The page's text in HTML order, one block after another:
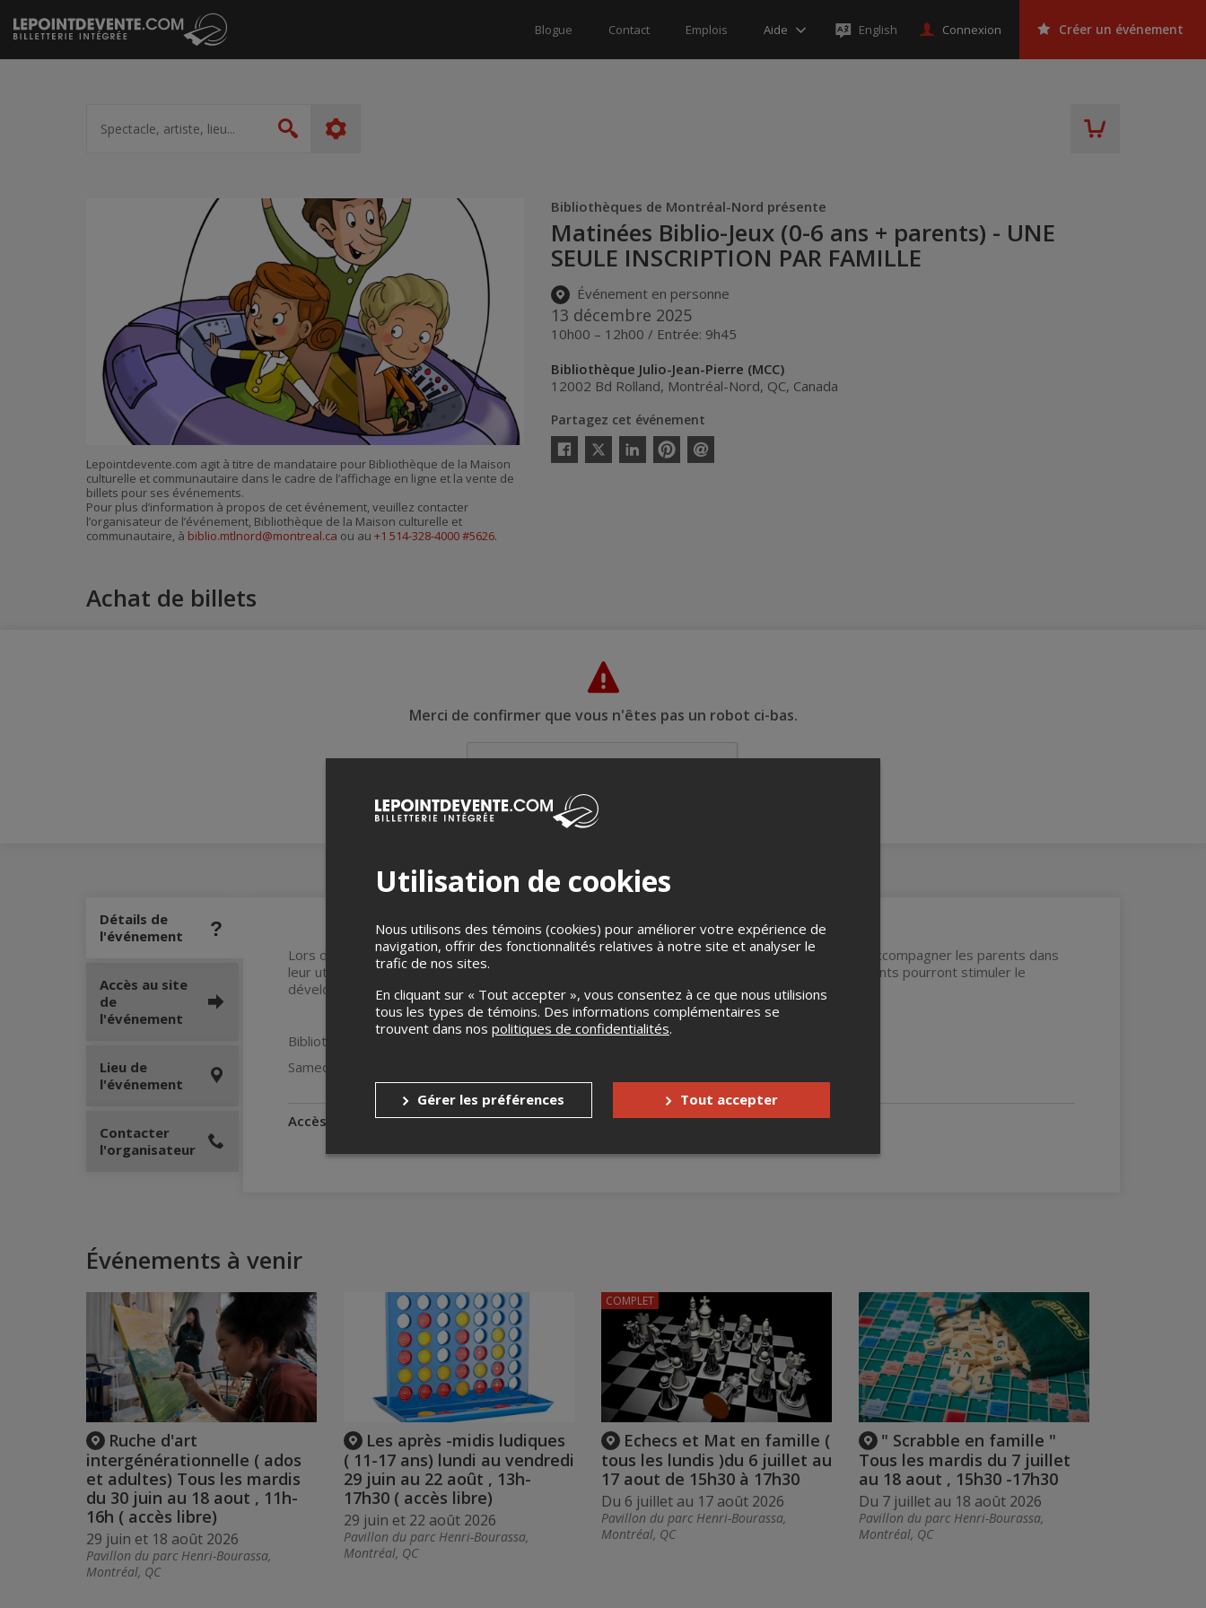
Passer
au
contenu
Blogue Contact Emplois Aide English Connexion Créer un événement
artiste,
lieu...
Rechercher
Bibliothèques de Montréal-Nord présente
Matinées Biblio-Jeux (0-6 ans + parents) - UNE
SEULE INSCRIPTION PAR FAMILLE
Événement en personne
13 décembre 2025
10h00 – 12h00 / Entrée: 9h45
Bibliothèque Julio-Jean-Pierre (MCC)
12002 Bd Rolland, Montréal-Nord, QC, Canada
Partagez cet événement
Facebook
Twitter
LinkedinPinterestEnvoyer
Lepointdevente.com agit à titre de mandataire pour Bibliothèque de la Maison
culturelle et communautaire dans le cadre de l’affichage en ligne et la vente de
billets pour ses événements.
Pour plus d’information à propos de cet événement, veuillez contacter
l’organisateur de l’événement, Bibliothèque de la Maison culturelle et
communautaire, à biblio.mtlnord@montreal.ca ou au +1 514-328-4000 #5626.
Achat de billets
Merci de confirmer que vous n'êtes pas un robot ci-bas.
Détails de
l'événement
Lors des séances Biblio-jeux, Caroline Angers, orthophoniste, sera présente pour soutenir et accompagner les parents dans
leur utilisation des jeux (grande collection de jeux sur place). En jouant avec leur enfant, les parents pourront stimuler le
développement du langage et de la communication de leur enfant.
Bibliothèque Julio-Jean-Piere
Samedi 20 septembre, 18 octobre, 15 novembre, 13 décembre, 10h à 12h.
Accès pour personnes à mobilité réduite Oui
Accès au site
de
l'événement
Lieu de
l'événement
Contacter
l'organisateur
Événements à venir
Ruche d'art
intergénérationnelle ( ados
et adultes) Tous les mardis
du 30 juin au 18 aout , 11h-
16h ( accès libre)
29 juin et 18 août 2026
Pavillon du parc Henri-Bourassa,
Montréal, QC
Les après -midis ludiques
( 11-17 ans) lundi au vendredi
29 juin au 22 août , 13h-
17h30 ( accès libre)
29 juin et 22 août 2026
Pavillon du parc Henri-Bourassa,
Montréal, QC
Echecs et Mat en famille (
tous les lundis )du 6 juillet au
17 aout de 15h30 à 17h30
Du 6 juillet au 17 août 2026
Pavillon du parc Henri-Bourassa,
Montréal, QC
COMPLET
" Scrabble en famille "
Tous les mardis du 7 juillet
au 18 aout , 15h30 -17h30
Du 7 juillet au 18 août 2026
Pavillon du parc Henri-Bourassa,
Montréal, QC
Utilisation de cookies
Nous utilisons des témoins (cookies) pour améliorer votre expérience de
navigation, offrir des fonctionnalités relatives à notre site et analyser le
trafic de nos sites.
En cliquant sur « Tout accepter », vous consentez à ce que nous utilisions
tous les types de témoins. Des informations complémentaires se
trouvent dans nos politiques de confidentialités.
Gérer les préférences Tout accepter